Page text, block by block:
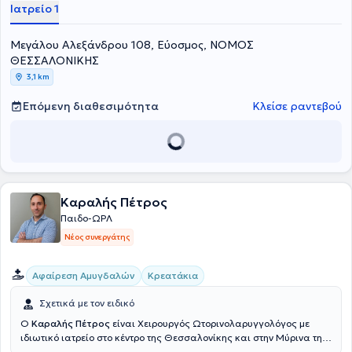
αντιμετώπιση επειγόντων περιστατικών σε καρδιολογικούς
και σεμιναρίων σχετικά με την Παιδοκαρδιολογία και την
Καρδιολογία στην Ελλάδα και το εξωτερικό (συμπεριλαμβανομένου
του Cambridge University, NHS Foundation Trust), παραμένει
συνεχώς ενήμερος για τις εξελίξεις και τις τάσεις στον κλάδο του.
Ιατρείο 1
Μεγάλου Αλεξάνδρου 108, Εύοσμος, ΝΟΜΟΣ
ΘΕΣΣΑΛΟΝΙΚΗΣ
3,1 km
Επόμενη διαθεσιμότητα Κλείσε ραντεβού
Καραλής Πέτρος
Παιδο-ΩΡΛ
Νέος συνεργάτης
Αφαίρεση Αμυγδαλών Κρεατάκια
Σχετικά με τον ειδικό
Ο Καραλής Πέτρος είναι Χειρουργός Ωτορινολαρυγγολόγος με
ιδιωτικό ιατρείο στο κέντρο της Θεσσαλονίκης και στην Μύρινα της